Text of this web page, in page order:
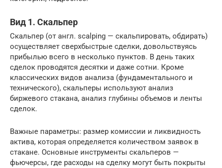
Вид 1. Скальпер
Скальпер (от англ. scalping — скальпировать, обдирать)
осуществляет сверхбыстрые сделки, довольствуясь
прибылью всего в несколько пунктов. В день таких
сделок проводятся десятки и даже сотни. Кроме
классических видов анализа (фундаментального и
технического), скальперы используют анализ
биржевого стакана, анализ глубины объемов и ленты
сделок.
Важные параметры: размер комиссии и ликвидность
актива, которая определяется количеством заявок в
стакане. Основные инструменты скальперов —
фьючерсы, где расходы на сделку могут быть покрыты